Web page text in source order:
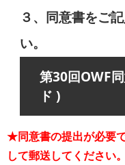
３、同意書をご
い。
第30回OWF
ド )
★同意書の提出が必要
して郵送してください。